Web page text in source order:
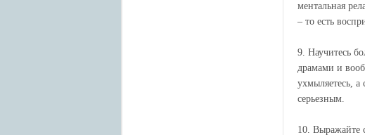
ментальная
– то есть
9. Научитесь
драмами и
ухмыляетесь,
серьезным.
10. Выражайте